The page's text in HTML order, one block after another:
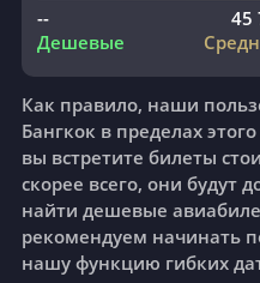
--
Дешевые
45
Как правило, наши
Бангкок в пределах
вы встретите билеты
скорее всего, они будут
найти дешевые
рекомендуем начинать
нашу функцию гибких